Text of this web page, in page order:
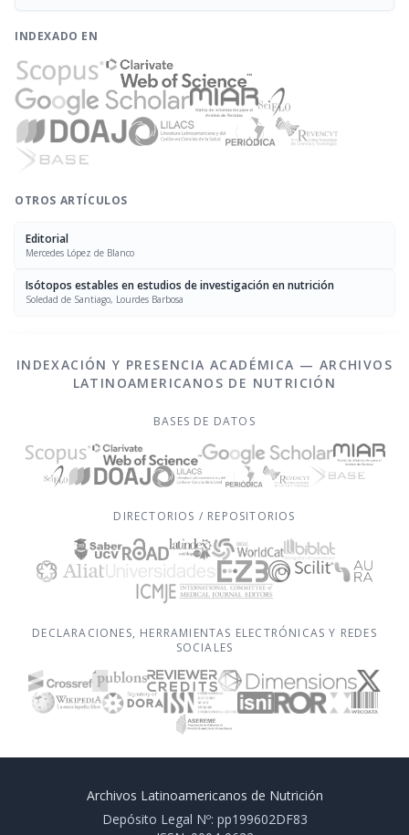
INDEXADO EN
OTROS ARTÍCULOS
Editorial
Mercedes López de Blanco
Isótopos estables en estudios de investigación en nutrición
Soledad de Santiago, Lourdes Barbosa
INDEXACIÓN Y PRESENCIA ACADÉMICA — ARCHIVOS
LATINOAMERICANOS DE NUTRICIÓN
BASES DE DATOS
DIRECTORIOS / REPOSITORIOS
DECLARACIONES, HERRAMIENTAS ELECTRÓNICAS Y REDES
SOCIALES
Archivos Latinoamericanos de Nutrición
Depósito Legal Nº: pp199602DF83